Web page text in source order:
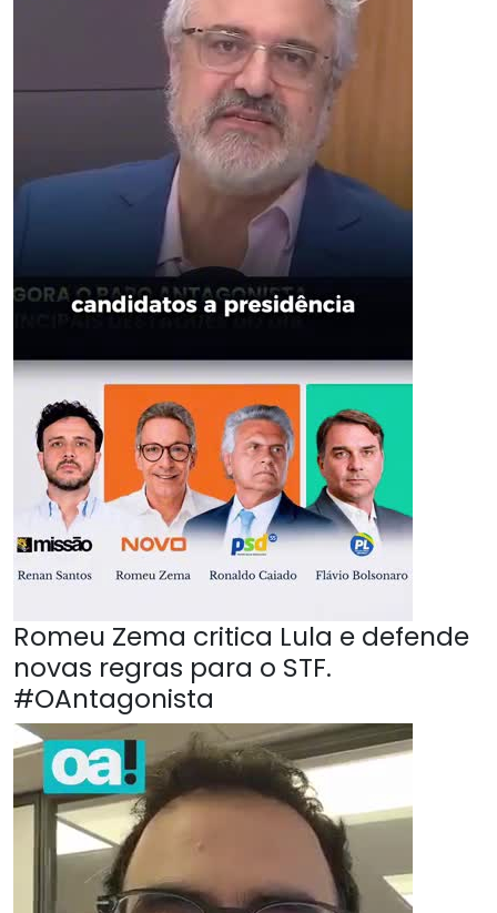
Romeu Zema critica Lula e defende
novas regras para o STF.
#OAntagonista